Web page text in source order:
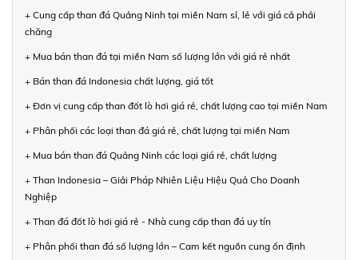
+ Cung cấp than đá Quảng Ninh tại miền Nam sỉ, lẻ với giá cả phải
chăng
+ Mua bán than đá tại miền Nam số lượng lớn với giá rẻ nhất
+ Bán than đá Indonesia chất lượng, giá tốt
+ Đơn vị cung cấp than đốt lò hơi giá rẻ, chất lượng cao tại miền Nam
+ Phân phối các loại than đá giá rẻ, chất lượng tại miền Nam
+ Mua bán than đá Quảng Ninh các loại giá rẻ, chất lượng
+ Than Indonesia – Giải Pháp Nhiên Liệu Hiệu Quả Cho Doanh
Nghiệp
+ Than đá đốt lò hơi giá rẻ - Nhà cung cấp than đá uy tín
+ Phân phối than đá số lượng lớn – Cam kết nguồn cung ổn định